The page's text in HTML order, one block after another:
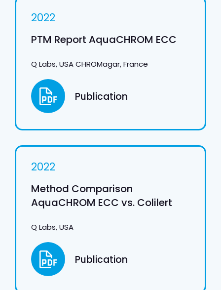
2022
PTM Report AquaCHROM ECC
Q Labs, USA CHROMagar, France
Publication
2022
Method Comparison
AquaCHROM ECC vs. Colilert
Q Labs, USA
Publication